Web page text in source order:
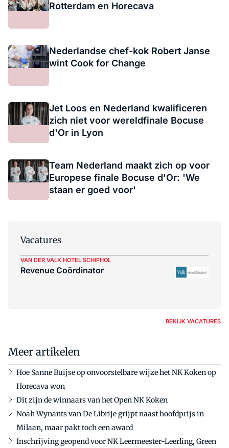
Rotterdam en Horecava
Nederlandse chef-kok Robert Janse
wint Cook for Change
Jet Loos en Nederland kwalificeren
zich niet voor wereldfinale Bocuse
d'Or in Lyon
Team Nederland maakt zich op voor
Europese finale Bocuse d'Or: 'We
staan er goed voor'
Vacatures
VAN DER VALK HOTEL SCHIPHOL
Revenue Coördinator
BEKIJK VACATURES
Meer artikelen
Hoe Sanne Buijse op onvoorstelbare wijze het NK Koken op
Horecava won
Dit zijn de winnaars van het Open NK Koken
Noah Wynants van De Librije grijpt naast hoofdprijs in
Milaan, maar pakt toch een award
Inschrijving geopend voor NK Leermeester-Leerling, Green